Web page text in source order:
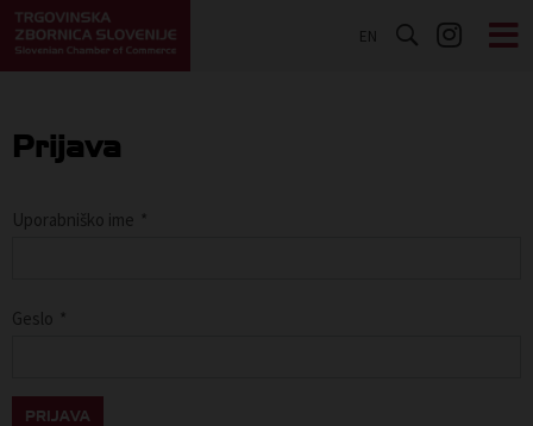
EN
Prijava
Uporabniško ime *
Geslo *
PRIJAVA